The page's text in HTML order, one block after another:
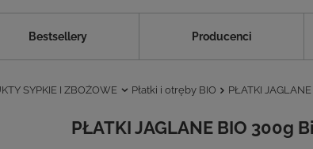
Bestsellery Producenci
SYPKIE I ZBOŻOWE Płatki i otręby BIO PŁATKI
PŁATKI JAGLANE BIO 300g